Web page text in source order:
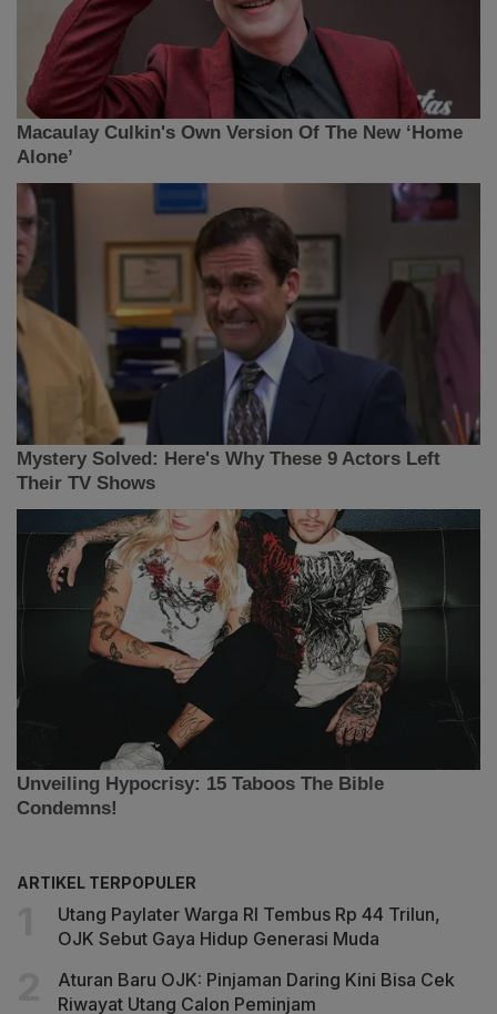
ARTIKEL TERPOPULER
Utang Paylater Warga RI Tembus Rp 44 Trilun,
OJK Sebut Gaya Hidup Generasi Muda
Aturan Baru OJK: Pinjaman Daring Kini Bisa Cek
Riwayat Utang Calon Peminjam